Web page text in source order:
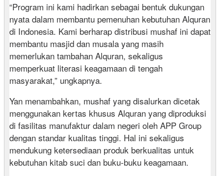
“Program ini kami hadirkan sebagai bentuk dukungan
nyata dalam membantu pemenuhan kebutuhan Alquran
di Indonesia. Kami berharap distribusi mushaf ini dapat
membantu masjid dan musala yang masih
memerlukan tambahan Alquran, sekaligus
memperkuat literasi keagamaan di tengah
masyarakat,” ungkapnya.
Yan menambahkan, mushaf yang disalurkan dicetak
menggunakan kertas khusus Alquran yang diproduksi
di fasilitas manufaktur dalam negeri oleh APP Group
dengan standar kualitas tinggi. Hal ini sekaligus
mendukung ketersediaan produk berkualitas untuk
kebutuhan kitab suci dan buku-buku keagamaan.